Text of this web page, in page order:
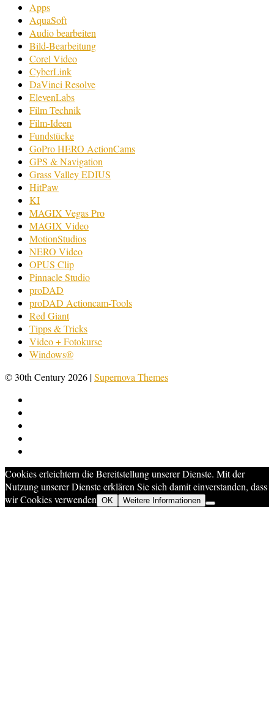
Apps
AquaSoft
Audio bearbeiten
Bild-Bearbeitung
Corel Video
CyberLink
DaVinci Resolve
ElevenLabs
Film Technik
Film-Ideen
Fundstücke
GoPro HERO ActionCams
GPS & Navigation
Grass Valley EDIUS
HitPaw
KI
MAGIX Vegas Pro
MAGIX Video
MotionStudios
NERO Video
OPUS Clip
Pinnacle Studio
proDAD
proDAD Actioncam-Tools
Red Giant
Tipps & Tricks
Video + Fotokurse
Windows®
© 30th Century 2026 |Supernova Themes
Cookies erleichtern die Bereitstellung unserer Dienste. Mit der
Nutzung unserer Dienste erklären Sie sich damit einverstanden, dass
wir Cookies verwenden OK Weitere Informationen